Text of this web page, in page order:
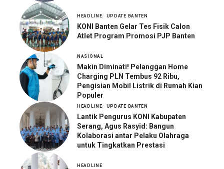
HEADLINE UPDATE BANTEN
KONI Banten Gelar Tes Fisik Calon
Atlet Program Promosi PJP Banten
NASIONAL
Makin Diminati! Pelanggan Home
Charging PLN Tembus 92 Ribu,
Pengisian Mobil Listrik di Rumah Kian
Populer
HEADLINE UPDATE BANTEN
Lantik Pengurus KONI Kabupaten
Serang, Agus Rasyid: Bangun
Kolaborasi antar Pelaku Olahraga
untuk Tingkatkan Prestasi
HEADLINE